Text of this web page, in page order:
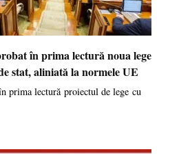
în prima lectură noua lege
stat, aliniată la normele UE
prima lectură proiectul de lege cu